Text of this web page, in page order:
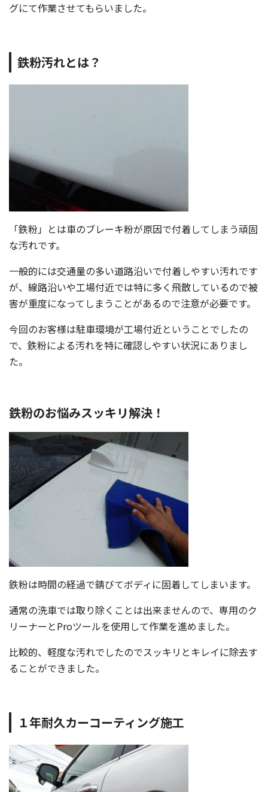
グにて作業させてもらいました。
鉄粉汚れとは？
「鉄粉」とは車のブレーキ粉が原因で付着してしまう頑固
な汚れです。
一般的には交通量の多い道路沿いで付着しやすい汚れです
が、線路沿いや工場付近では特に多く飛散しているので被
害が重度になってしまうことがあるので注意が必要です。
今回のお客様は駐車環境が工場付近ということでしたの
で、鉄粉による汚れを特に確認しやすい状況にありまし
た。
鉄粉のお悩みスッキリ解決！
鉄粉は時間の経過で錆びてボディに固着してしまいます。
通常の洗車では取り除くことは出来ませんので、専用のク
リーナーとProツールを使用して作業を進めました。
比較的、軽度な汚れでしたのでスッキリとキレイに除去す
ることができました。
１年耐久カーコーティング施工